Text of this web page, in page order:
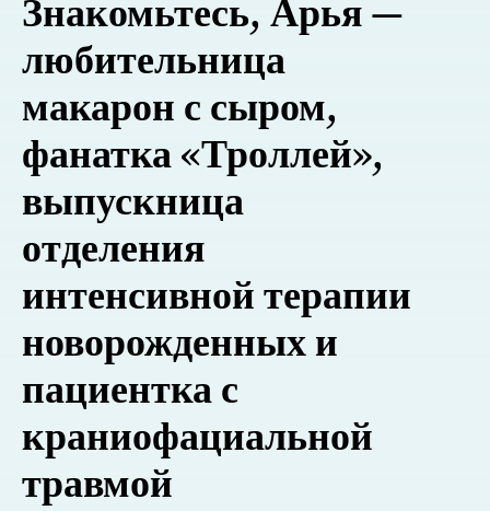
Знакомьтесь, Арья —
любительница
макарон с сыром,
фанатка «Троллей»,
выпускница
отделения
интенсивной терапии
новорожденных и
пациентка с
краниофациальной
травмой